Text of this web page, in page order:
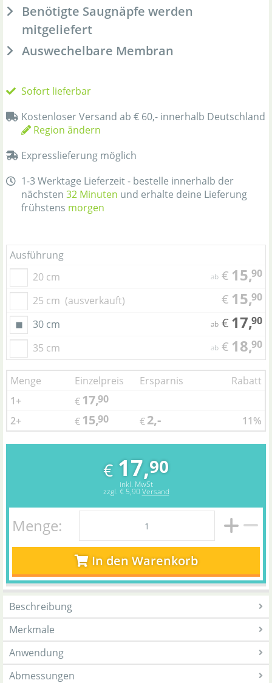
Benötigte Saugnäpfe werden
mitgeliefert
Auswechelbare Membran
Sofort lieferbar
Kostenloser Versand ab € 60,- innerhalb Deutschland
Region ändern
Expresslieferung möglich
1-3 Werktage Lieferzeit - bestelle innerhalb der
nächsten 32 Minuten und erhalte deine Lieferung
frühstens morgen
Ausführung
20 cm
ab € 15,90
25 cm (ausverkauft) € 15,90
30 cm ab € 17,90
35 cm ab € 18,90
Menge Einzelpreis Ersparnis
Rabatt
1+
€17,90
2+
€15,90 €2,- 11%
€ 17,90
inkl. MwSt
zzgl. € 5,90 Versand
Menge:
In den Warenkorb
Beschreibung
Merkmale
Anwendung
Abmessungen